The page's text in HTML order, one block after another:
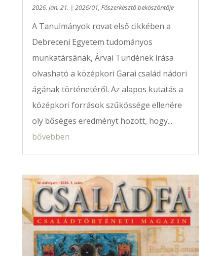
2026. jan. 21. | 2026/01, Főszerkesztő beköszöntője
A Tanulmányok rovat első cikkében a
Debreceni Egyetem tudományos
munkatársának, Árvai Tündének írása
olvasható a középkori Garai család nádori
ágának történetéről. Az alapos kutatás a
középkori források szűkössége ellenére
oly bőséges eredményt hozott, hogy...
bővebben